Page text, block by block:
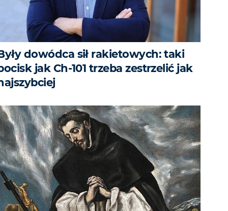
dowódca sił rakietowych: taki
jak Ch-101 trzeba zestrzelić jak